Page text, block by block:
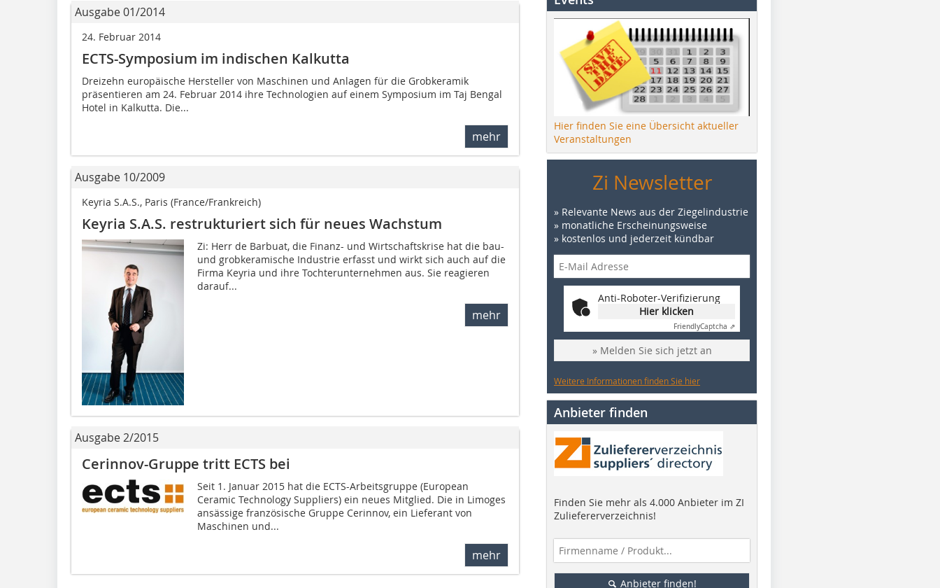
Ausgabe 01/2014
24. Februar 2014
ECTS-Symposium im indischen Kalkutta
Dreizehn europäische Hersteller von Maschinen und Anlagen für die Grobkeramik
präsentieren am 24. Februar 2014 ihre Technologien auf einem Symposium im Taj Bengal
Hotel in Kalkutta. Die...
mehr
Ausgabe 10/2009
Keyria S.A.S., Paris (France/Frankreich)
Keyria S.A.S. restrukturiert sich für neues Wachstum
Zi: Herr de Barbuat, die Finanz- und Wirtschaftskrise hat die bau-
und grobkeramische Industrie erfasst und wirkt sich auch auf die
Firma Keyria und ihre Tochterunternehmen aus. Sie reagieren
darauf...
mehr
Ausgabe 2/2015
Cerinnov-Gruppe tritt ECTS bei
Seit 1. Januar 2015 hat die ECTS-Arbeitsgruppe (European
Ceramic Technology Suppliers) ein neues Mitglied. Die in Limoges
ansässige französische Gruppe Cerinnov, ein Lieferant von
Maschinen und...
mehr
Hier finden Sie eine Übersicht aktueller
Veranstaltungen
Zi Newsletter
» Relevante News aus der Ziegelindustrie
» monatliche Erscheinungsweise
» kostenlos und jederzeit kündbar
Anti-Roboter-Verifizierung
Hier klicken
FriendlyCaptcha ⇗
» Melden Sie sich jetzt an
Weitere Informationen finden Sie hier
Anbieter finden
Finden Sie mehr als 4.000 Anbieter im ZI
Zuliefererverzeichnis!
Anbieter finden!